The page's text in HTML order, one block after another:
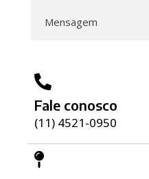
Fale conosco
(11) 4521-0950